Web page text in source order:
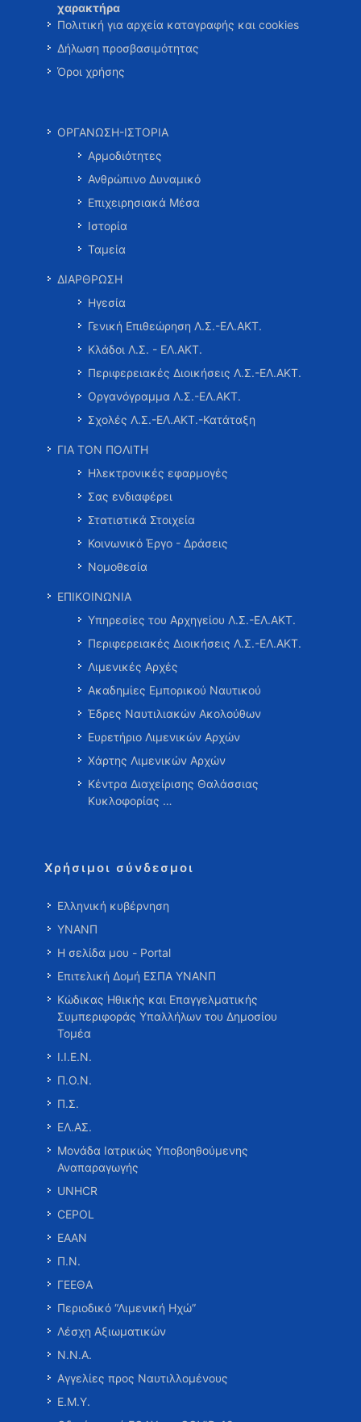
χαρακτήρα
Πολιτική για αρχεία καταγραφής και cookies
Δήλωση προσβασιμότητας
Όροι χρήσης
ΟΡΓΑΝΩΣΗ-ΙΣΤΟΡΙΑ
Αρμοδιότητες
Ανθρώπινο Δυναμικό
Επιχειρησιακά Μέσα
Ιστορία
Ταμεία
ΔΙΑΡΘΡΩΣΗ
Ηγεσία
Γενική Επιθεώρηση Λ.Σ.-ΕΛ.ΑΚΤ.
Κλάδοι Λ.Σ. - ΕΛ.ΑΚΤ.
Περιφερειακές Διοικήσεις Λ.Σ.-ΕΛ.ΑΚΤ.
Οργανόγραμμα Λ.Σ.-ΕΛ.ΑΚΤ.
Σχολές Λ.Σ.-ΕΛ.ΑΚΤ.-Κατάταξη
ΓΙΑ ΤΟΝ ΠΟΛΙΤΗ
Ηλεκτρονικές εφαρμογές
Σας ενδιαφέρει
Στατιστικά Στοιχεία
Κοινωνικό Έργο - Δράσεις
Νομοθεσία
ΕΠΙΚΟΙΝΩΝΙΑ
Υπηρεσίες του Αρχηγείου Λ.Σ.-ΕΛ.ΑΚΤ.
Περιφερειακές Διοικήσεις Λ.Σ.-ΕΛ.ΑΚΤ.
Λιμενικές Αρχές
Ακαδημίες Εμπορικού Ναυτικού
Έδρες Ναυτιλιακών Ακολούθων
Ευρετήριο Λιμενικών Αρχών
Χάρτης Λιμενικών Αρχών
Κέντρα Διαχείρισης Θαλάσσιας
Κυκλοφορίας …
Χρήσιμοι σύνδεσμοι
Ελληνική κυβέρνηση
ΥΝΑΝΠ
Η σελίδα μου - Portal
Επιτελική Δομή ΕΣΠΑ ΥΝΑΝΠ
Κώδικας Ηθικής και Επαγγελματικής
Συμπεριφοράς Υπαλλήλων του Δημοσίου
Τομέα
Ι.Ι.Ε.Ν.
Π.Ο.Ν.
Π.Σ.
ΕΛ.ΑΣ.
Μονάδα Ιατρικώς Υποβοηθούμενης
Αναπαραγωγής
UNHCR
CEPOL
ΕΑΑΝ
Π.Ν.
ΓΕΕΘΑ
Περιοδικό “Λιμενική Ηχώ”
Λέσχη Αξιωματικών
Ν.Ν.Α.
Αγγελίες προς Ναυτιλλομένους
Ε.Μ.Υ.